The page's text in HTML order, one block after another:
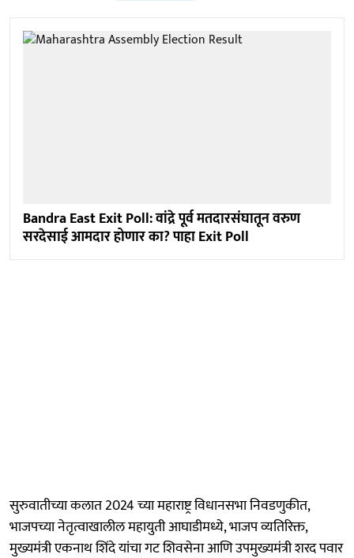
Bandra East Exit Poll: वांद्रे पूर्व मतदारसंघातून वरुण
सरदेसाई आमदार होणार का? पाहा Exit Poll
सुरुवातीच्या कलात 2024 च्या महाराष्ट्र विधानसभा निवडणुकीत,
भाजपच्या नेतृत्वाखालील महायुती आघाडीमध्ये, भाजप व्यतिरिक्त,
मुख्यमंत्री एकनाथ शिंदे यांचा गट शिवसेना आणि उपमुख्यमंत्री शरद पवार